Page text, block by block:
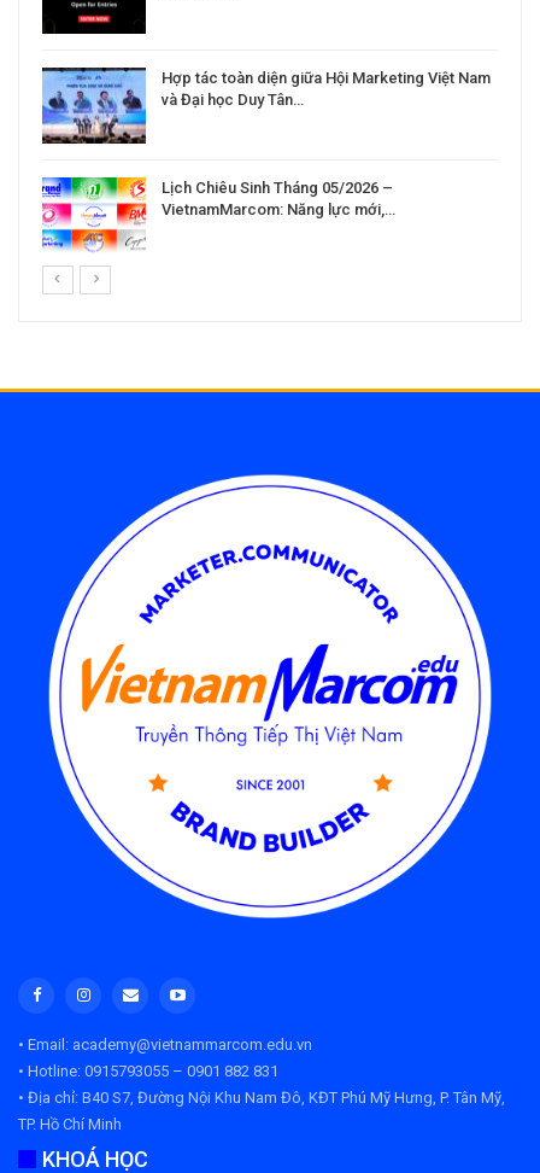
Hợp tác toàn diện giữa Hội Marketing Việt Nam
và Đại học Duy Tân…
Lịch Chiêu Sinh Tháng 05/2026 –
VietnamMarcom: Năng lực mới,…
• Email: academy@vietnammarcom.edu.vn
• Hotline: 0915793055 – 0901 882 831
• Địa chỉ: B40 S7, Đường Nội Khu Nam Đô, KĐT Phú Mỹ Hưng, P. Tân Mỹ,
TP. Hồ Chí Minh
KHOÁ HỌC